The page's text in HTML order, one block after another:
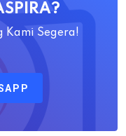
Kami Segera!